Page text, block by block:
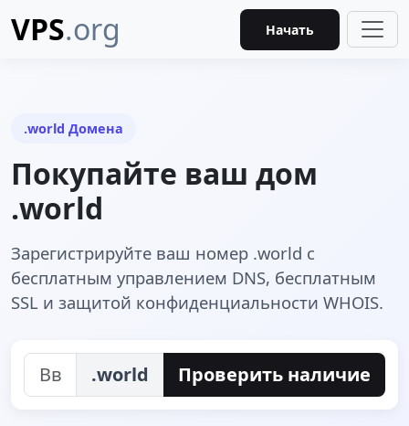
VPS.org Начать
.world Домена
Покупайте ваш дом
.world
Зарегистрируйте ваш номер .world с
бесплатным управлением DNS, бесплатным
SSL и защитой конфиденциальности WHOIS.
.world Проверить наличие